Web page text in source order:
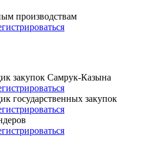
производствам
закупок Самрук-Казына
государственных закупок